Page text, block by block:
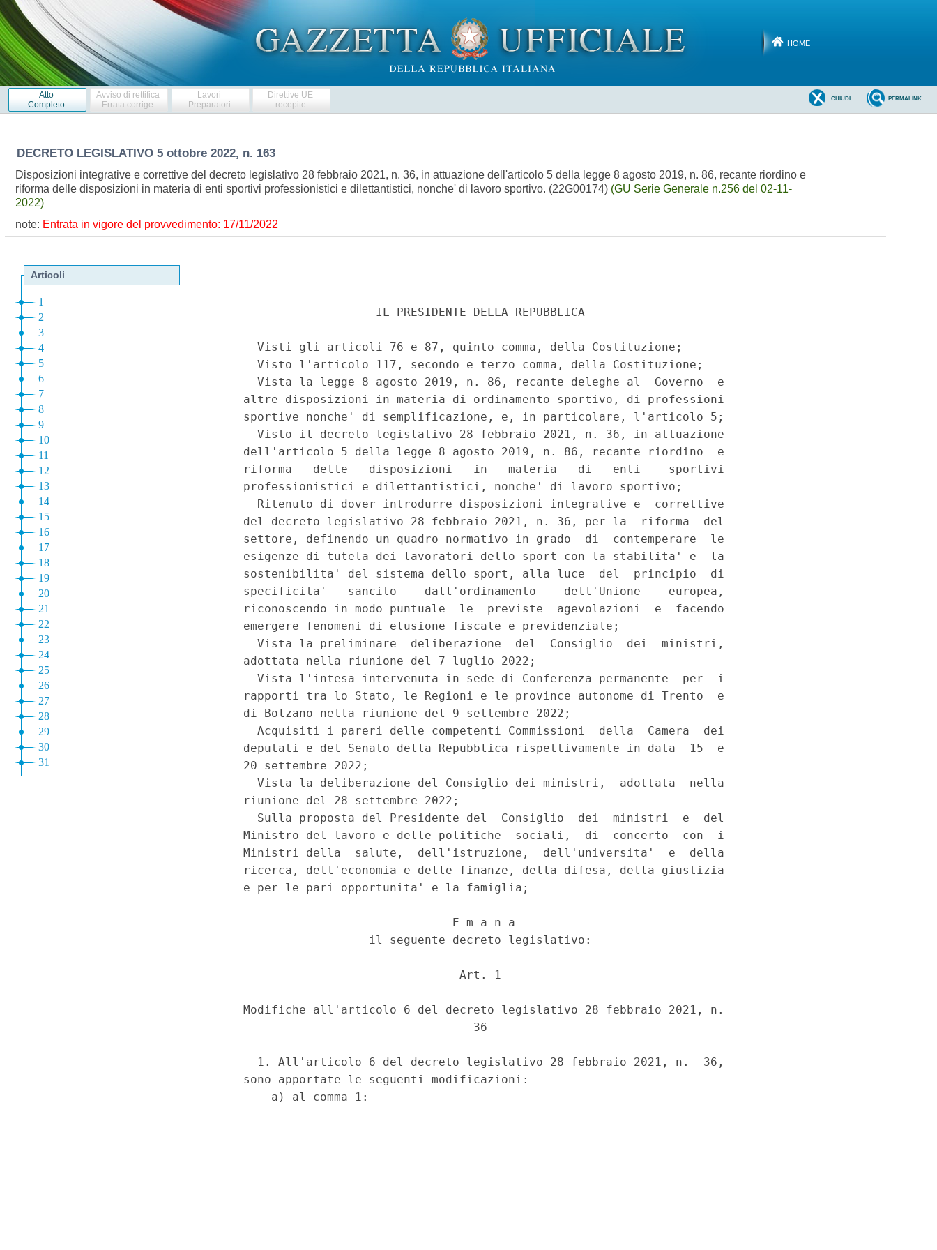
HOME
Atto
Completo
Avviso di rettifica
Errata corrige
Lavori
Preparatori
Direttive UE
recepite
PERMALINK
CHIUDI
DECRETO LEGISLATIVO 5 ottobre 2022, n. 163
Disposizioni integrative e correttive del decreto legislativo 28 febbraio 2021, n. 36, in attuazione dell'articolo 5 della legge 8 agosto 2019, n. 86, recante riordino e
riforma delle disposizioni in materia di enti sportivi professionistici e dilettantistici, nonche' di lavoro sportivo. (22G00174) (GU Serie Generale n.256 del 02-11-
2022)
note: Entrata in vigore del provvedimento: 17/11/2022